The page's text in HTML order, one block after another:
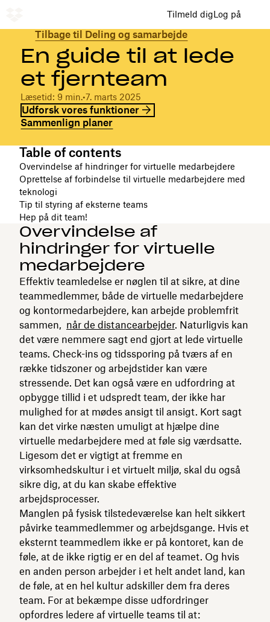
Tilmeld digLog på
Tilbage til Deling og samarbejde
En guide til at lede
et fjernteam
Læsetid: 9 min.•7. marts 2025
Udforsk vores funktioner
Sammenlign planer
Table of contents
Overvindelse af hindringer for virtuelle medarbejdere
Oprettelse af forbindelse til virtuelle medarbejdere med
teknologi
Tip til styring af eksterne teams
Hep på dit team!
Overvindelse af
hindringer for virtuelle
medarbejdere
Effektiv teamledelse er nøglen til at sikre, at dine
teammedlemmer, både de virtuelle medarbejdere
og kontormedarbejdere, kan arbejde problemfrit
sammen, når de distancearbejder. Naturligvis kan
det være nemmere sagt end gjort at lede virtuelle
teams. Check-ins og tidssporing på tværs af en
række tidszoner og arbejdstider kan være
stressende. Det kan også være en udfordring at
opbygge tillid i et udspredt team, der ikke har
mulighed for at mødes ansigt til ansigt. Kort sagt
kan det virke næsten umuligt at hjælpe dine
virtuelle medarbejdere med at føle sig værdsatte.
Ligesom det er vigtigt at fremme en
virksomhedskultur i et virtuelt miljø, skal du også
sikre dig, at du kan skabe effektive
arbejdsprocesser.
Manglen på fysisk tilstedeværelse kan helt sikkert
påvirke teammedlemmer og arbejdsgange. Hvis et
eksternt teammedlem ikke er på kontoret, kan de
føle, at de ikke rigtig er en del af teamet. Og hvis
en anden person arbejder i et helt andet land, kan
de føle, at en hel kultur adskiller dem fra deres
team. For at bekæmpe disse udfordringer
opfordres ledere af virtuelle teams til at: